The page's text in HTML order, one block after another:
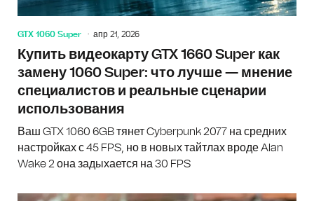
GTX 1060 Super апр 21, 2026
Купить видеокарту GTX 1660 Super как
замену 1060 Super: что лучше — мнение
специалистов и реальные сценарии
использования
Ваш GTX 1060 6GB тянет Cyberpunk 2077 на средних
настройках с 45 FPS, но в новых тайтлах вроде Alan
Wake 2 она задыхается на 30 FPS